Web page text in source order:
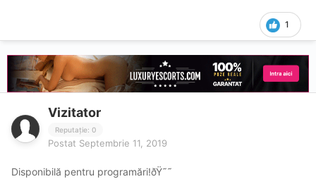
1
Vizitator
Reputație: 0
Postat Septembrie 11, 2019
Disponibilă pentru programări!ðŸ˜˜